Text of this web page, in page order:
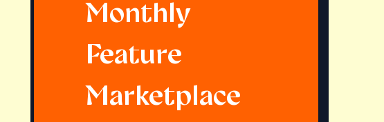
Monthly
Feature
Marketplace